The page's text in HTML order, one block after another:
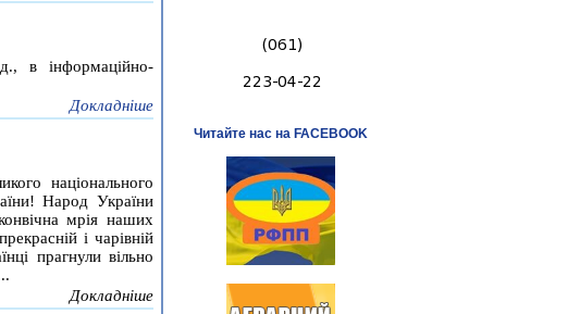
в інформаційно-
Докладніше
національного
Народ України
мрія наших
і чарівній
прагнули вільно
Докладніше
Читайте нас на FACEBOOK